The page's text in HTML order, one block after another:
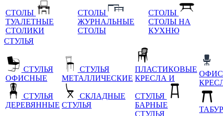
СТОЛЫ
ТУАЛЕТНЫЕ
СТОЛИКИ
СТОЛЫ
ЖУРНАЛЬНЫЕ
СТОЛЫ
СТОЛЫ
СТОЛЫ НА
КУХНЮ
СТУЛЬЯ
СТУЛЬЯ
ОФИСНЫЕ
СТУЛЬЯ
ДЕРЕВЯННЫЕ
СТУЛЬЯ
МЕТАЛЛИЧЕСКИЕ
СКЛАДНЫЕ
СТУЛЬЯ
ПЛАСТИКОВЫЕ
КРЕСЛА И
СТУЛЬЯ
БАРНЫЕ
СТУЛЬЯ